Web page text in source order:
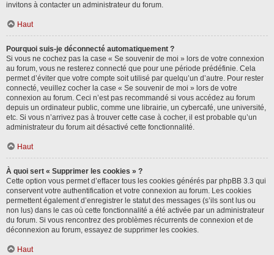
invitons à contacter un administrateur du forum.
Haut
Pourquoi suis-je déconnecté automatiquement ?
Si vous ne cochez pas la case « Se souvenir de moi » lors de votre connexion
au forum, vous ne resterez connecté que pour une période prédéfinie. Cela
permet d’éviter que votre compte soit utilisé par quelqu’un d’autre. Pour rester
connecté, veuillez cocher la case « Se souvenir de moi » lors de votre
connexion au forum. Ceci n’est pas recommandé si vous accédez au forum
depuis un ordinateur public, comme une librairie, un cybercafé, une université,
etc. Si vous n’arrivez pas à trouver cette case à cocher, il est probable qu’un
administrateur du forum ait désactivé cette fonctionnalité.
Haut
À quoi sert « Supprimer les cookies » ?
Cette option vous permet d’effacer tous les cookies générés par phpBB 3.3 qui
conservent votre authentification et votre connexion au forum. Les cookies
permettent également d’enregistrer le statut des messages (s’ils sont lus ou
non lus) dans le cas où cette fonctionnalité a été activée par un administrateur
du forum. Si vous rencontrez des problèmes récurrents de connexion et de
déconnexion au forum, essayez de supprimer les cookies.
Haut